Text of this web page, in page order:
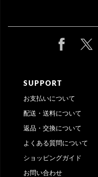
SUPPORT
お支払いについて
配送・送料について
返品・交換について
よくある質問について
ショッピングガイド
お問い合わせ